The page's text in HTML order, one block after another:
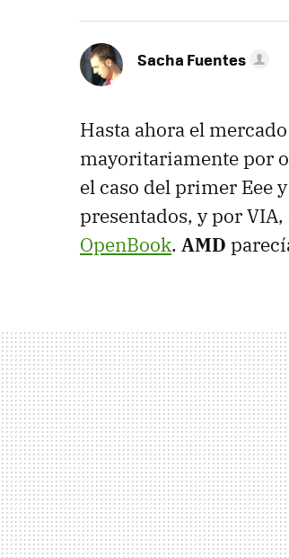
Sacha Fuentes
Hasta ahora el
mayoritariamente por
el caso del primer Eee
presentados, y por
OpenBook. AMD